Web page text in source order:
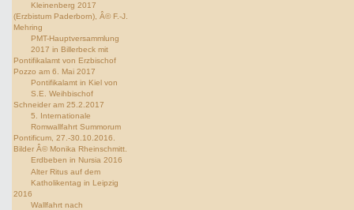
Kleinenberg 2017
(Erzbistum Paderborn), Â© F.-J.
Mehring
PMT-Hauptversammlung
2017 in Billerbeck mit
Pontifikalamt von Erzbischof
Pozzo am 6. Mai 2017
Pontifikalamt in Kiel von
S.E. Weihbischof
Schneider am 25.2.2017
5. Internationale
Romwallfahrt Summorum
Pontificum, 27.-30.10.2016.
Bilder Â© Monika Rheinschmitt.
Erdbeben in Nursia 2016
Alter Ritus auf dem
Katholikentag in Leipzig
2016
Wallfahrt nach